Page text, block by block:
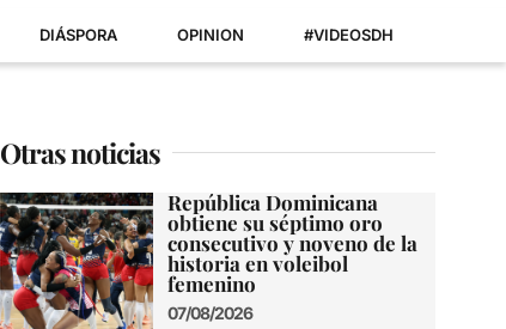
DIÁSPORA OPINION #VIDEOSDH
Otras noticias
República Dominicana
obtiene su séptimo oro
consecutivo y noveno de la
historia en voleibol
femenino
07/08/2026